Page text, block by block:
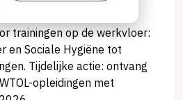
trainingen op de werkvloer:
en Sociale Hygiëne tot
Tijdelijke actie: ontvang
opleidingen met